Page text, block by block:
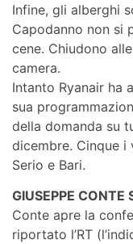
Infine, gli alberghi
Capodanno non si
cene. Chiudono
camera.
Intanto Ryanair ha
sua
della domanda su
dicembre. Cinque i
Serio e Bari.
GIUSEPPE
Conte apre la
riportato l’RT